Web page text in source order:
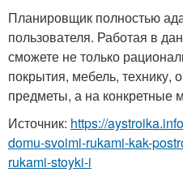
Планировщик полностью
пользователя. Работая в
сможете не только
покрытия, мебель, технику,
предметы, а на конкретные
Источник: https://
domu-svoimi-rukami-kak-
rukami-stoyki-i